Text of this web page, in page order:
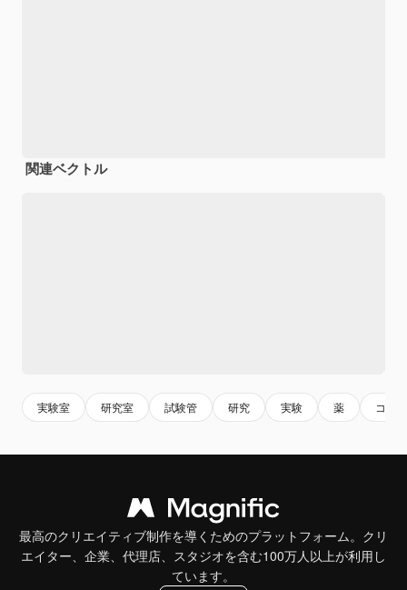
関連ベクトル
実験室 研究室 試験管 研究 実験 薬 コピ
最高のクリエイティブ制作を導くためのプラットフォーム。クリ
エイター、企業、代理店、スタジオを含む100万人以上が利用し
ています。